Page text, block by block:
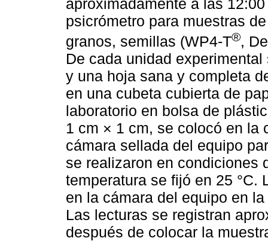
psicrómetro para muestras
granos, semillas (WP4-T®,
De cada unidad
y una hoja sana y completa
en una cubeta cubierta de
laboratorio en bolsa de
1 cm × 1 cm, se colocó en la
cámara sellada del equipo
se realizaron en condiciones
temperatura se fijó en 25 °C.
en la cámara del equipo en
Las lecturas se registran
después de colocar la